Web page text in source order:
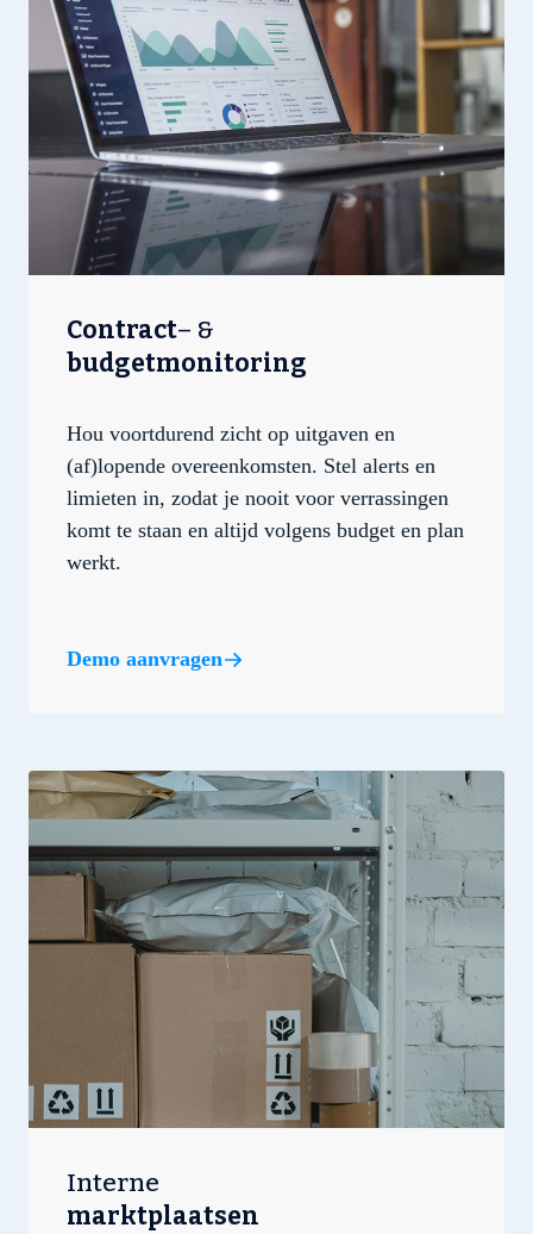
Contract– &
budgetmonitoring
Hou voortdurend zicht op uitgaven en
(af)lopende overeenkomsten. Stel alerts en
limieten in, zodat je nooit voor verrassingen
komt te staan en altijd volgens budget en plan
werkt.
Demo aanvragen
Interne
marktplaatsen